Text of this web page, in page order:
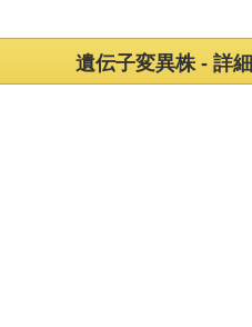
遺伝子変異株 - 詳細